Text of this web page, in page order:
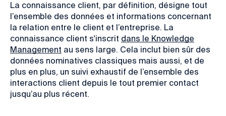
La connaissance client, par définition, désigne tout
l’ensemble des données et informations concernant
la relation entre le client et l’entreprise. La
connaissance client s'inscrit dans le Knowledge
Management au sens large. Cela inclut bien sûr des
données nominatives classiques mais aussi, et de
plus en plus, un suivi exhaustif de l’ensemble des
interactions client depuis le tout premier contact
jusqu’au plus récent.